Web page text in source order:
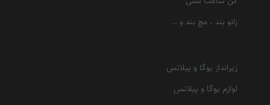
زانو بند ، مچ بند و …
زیرانداز یوگا و پیلاتس
لوازم یوگا و پیلاتس